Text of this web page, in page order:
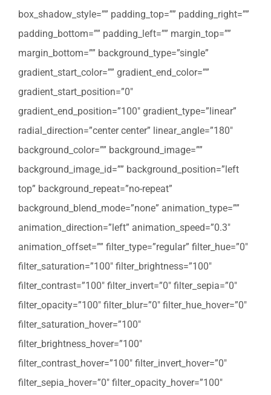
box_shadow_style=”” padding_top=”” padding_right=””
padding_bottom=”” padding_left=”” margin_top=””
margin_bottom=”” background_type=”single”
gradient_start_color=”” gradient_end_color=””
gradient_start_position=”0″
gradient_end_position=”100″ gradient_type=”linear”
radial_direction=”center center” linear_angle=”180″
background_color=”” background_image=””
background_image_id=”” background_position=”left
top” background_repeat=”no-repeat”
background_blend_mode=”none” animation_type=””
animation_direction=”left” animation_speed=”0.3″
animation_offset=”” filter_type=”regular” filter_hue=”0″
filter_saturation=”100″ filter_brightness=”100″
filter_contrast=”100″ filter_invert=”0″ filter_sepia=”0″
filter_opacity=”100″ filter_blur=”0″ filter_hue_hover=”0″
filter_saturation_hover=”100″
filter_brightness_hover=”100″
filter_contrast_hover=”100″ filter_invert_hover=”0″
filter_sepia_hover=”0″ filter_opacity_hover=”100″